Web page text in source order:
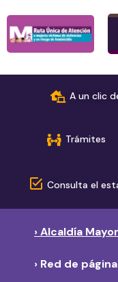
A un clic
Trámites
Consulta el
› Alcaldía
› Red de